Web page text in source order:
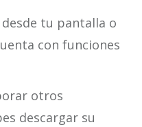
tu pantalla o
con funciones
otros
descargar su